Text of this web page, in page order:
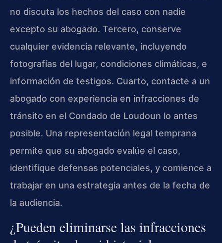
no discuta los hechos del caso con nadie
excepto su abogado. Tercero, conserve
cualquier evidencia relevante, incluyendo
fotografías del lugar, condiciones climáticas, e
información de testigos. Cuarto, contacte a un
abogado con experiencia en infracciones de
tránsito en el Condado de Loudoun lo antes
posible. Una representación legal temprana
permite que su abogado evalúe el caso,
identifique defensas potenciales, y comience a
trabajar en una estrategia antes de la fecha de
la audiencia.
¿Pueden eliminarse las infracciones